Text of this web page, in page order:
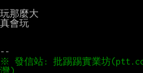
玩那麼大
真會玩
※ 發信站: 批踢踢實業坊